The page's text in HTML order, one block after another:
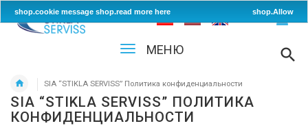
МЕНЮ
SIA “STIKLA SERVISS” Политика конфиденциальности
SIA “STIKLA SERVISS” ПОЛИТИКА
КОНФИДЕНЦИАЛЬНОСТИ
shop.cookie message shop.read more here shop.Allow